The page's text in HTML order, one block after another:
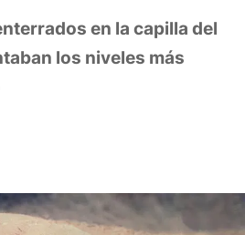
en la capilla del
los niveles más